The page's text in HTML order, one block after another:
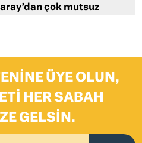
çok mutsuz
ÜYE OLUN,
HER SABAH
GELSIN.